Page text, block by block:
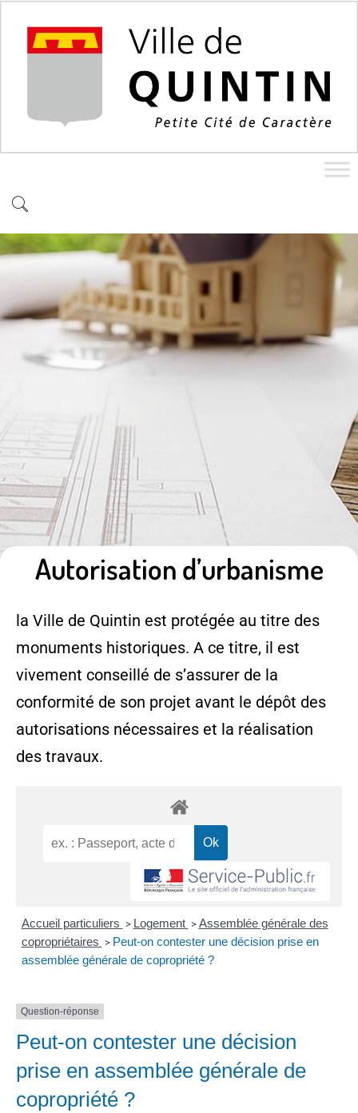
Autorisation d’urbanisme
la Ville de Quintin est protégée au titre des
monuments historiques. A ce titre, il est
vivement conseillé de s’assurer de la
conformité de son projet avant le dépôt des
autorisations nécessaires et la réalisation
des travaux.
Accueil particuliers > Logement > Assemblée générale des
copropriétaires > Peut-on contester une décision prise en
assemblée générale de copropriété ?
Question-réponse
Peut-on contester une décision
prise en assemblée générale de
copropriété ?